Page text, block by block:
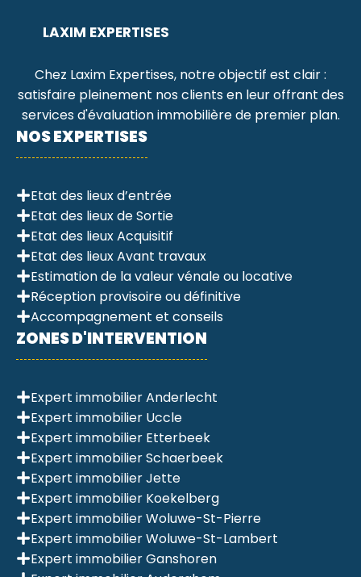
LAXIM EXPERTISES
Chez Laxim Expertises, notre objectif est clair :
satisfaire pleinement nos clients en leur offrant des
services d'évaluation immobilière de premier plan.
NOS EXPERTISES
Etat des lieux d’entrée
Etat des lieux de Sortie
Etat des lieux Acquisitif
Etat des lieux Avant travaux
Estimation de la valeur vénale ou locative
Réception provisoire ou définitive
Accompagnement et conseils
ZONES D'INTERVENTION
Expert immobilier Anderlecht
Expert immobilier Uccle
Expert immobilier Etterbeek
Expert immobilier Schaerbeek
Expert immobilier Jette
Expert immobilier Koekelberg
Expert immobilier Woluwe-St-Pierre
Expert immobilier Woluwe-St-Lambert
Expert immobilier Ganshoren